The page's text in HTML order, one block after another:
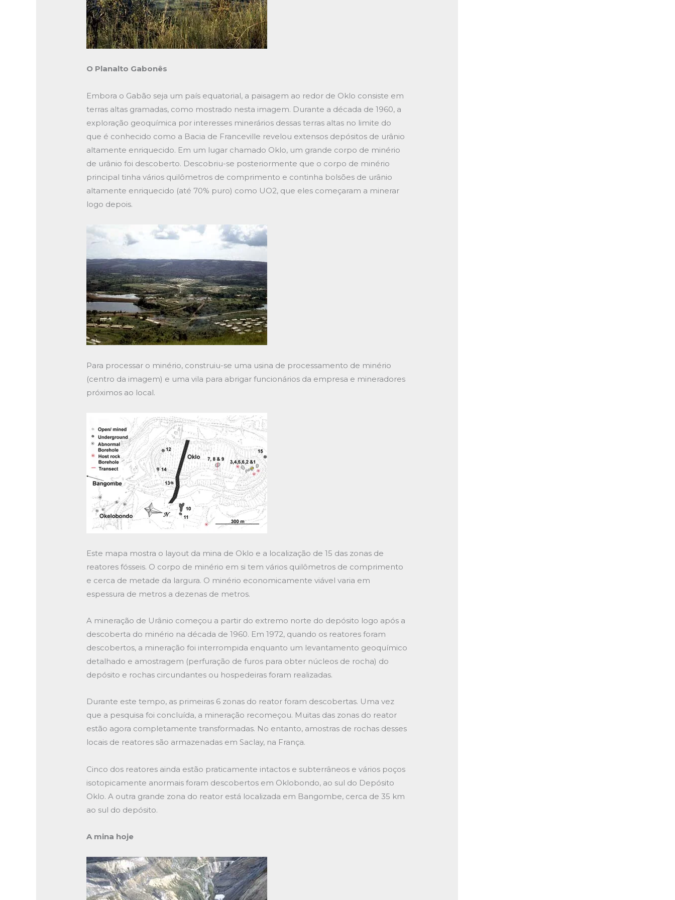
O Planalto Gabonês
Embora o Gabão seja um país equatorial, a paisagem ao redor de Oklo consiste em
terras altas gramadas, como mostrado nesta imagem. Durante a década de 1960, a
exploração geoquímica por interesses minerários dessas terras altas no limite do
que é conhecido como a Bacia de Franceville revelou extensos depósitos de urânio
altamente enriquecido. Em um lugar chamado Oklo, um grande corpo de minério
de urânio foi descoberto. Descobriu-se posteriormente que o corpo de minério
principal tinha vários quilômetros de comprimento e continha bolsões de urânio
altamente enriquecido (até 70% puro) como UO2, que eles começaram a minerar
logo depois.
Para processar o minério, construiu-se uma usina de processamento de minério
(centro da imagem) e uma vila para abrigar funcionários da empresa e mineradores
próximos ao local.
Este mapa mostra o layout da mina de Oklo e a localização de 15 das zonas de
reatores fósseis. O corpo de minério em si tem vários quilômetros de comprimento
e cerca de metade da largura. O minério economicamente viável varia em
espessura de metros a dezenas de metros.
A mineração de Urânio começou a partir do extremo norte do depósito logo após a
descoberta do minério na década de 1960. Em 1972, quando os reatores foram
descobertos, a mineração foi interrompida enquanto um levantamento geoquímico
detalhado e amostragem (perfuração de furos para obter núcleos de rocha) do
depósito e rochas circundantes ou hospedeiras foram realizadas.
Durante este tempo, as primeiras 6 zonas do reator foram descobertas. Uma vez
que a pesquisa foi concluída, a mineração recomeçou. Muitas das zonas do reator
estão agora completamente transformadas. No entanto, amostras de rochas desses
locais de reatores são armazenadas em Saclay, na França.
Cinco dos reatores ainda estão praticamente intactos e subterrâneos e vários poços
isotopicamente anormais foram descobertos em Oklobondo, ao sul do Depósito
Oklo. A outra grande zona do reator está localizada em Bangombe, cerca de 35 km
ao sul do depósito.
A mina hoje